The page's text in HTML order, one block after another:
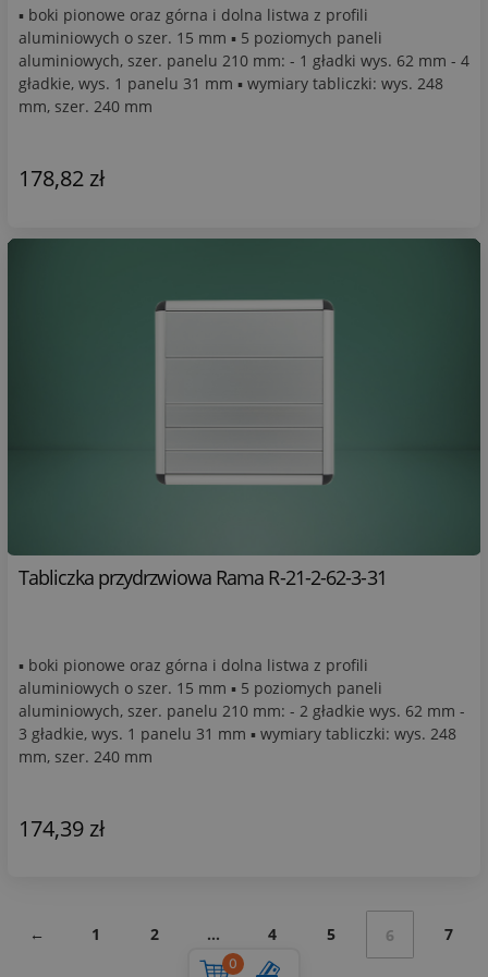
▪ boki pionowe oraz górna i dolna listwa z profili
aluminiowych o szer. 15 mm ▪ 5 poziomych paneli
aluminiowych, szer. panelu 210 mm: - 1 gładki wys. 62 mm - 4
gładkie, wys. 1 panelu 31 mm ▪ wymiary tabliczki: wys. 248
mm, szer. 240 mm
178,82 zł
Tabliczka przydrzwiowa Rama R-21-2-62-3-31
▪ boki pionowe oraz górna i dolna listwa z profili
aluminiowych o szer. 15 mm ▪ 5 poziomych paneli
aluminiowych, szer. panelu 210 mm: - 2 gładkie wys. 62 mm -
3 gładkie, wys. 1 panelu 31 mm ▪ wymiary tabliczki: wys. 248
mm, szer. 240 mm
174,39 zł
← 1 2 … 4 5 6 7
0